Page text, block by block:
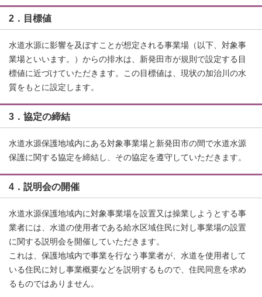
2．目標値
水道水源に影響を及ぼすことが想定される事業場（以下、対象事
業場といいます。）からの排水は、新発田市が規則で設定する目
標値に近づけていただきます。この目標値は、現状の加治川の水
質をもとに設定します。
3．協定の締結
水道水源保護地域内にある対象事業場と新発田市の間で水道水源
保護に関する協定を締結し、その協定を遵守していただきます。
4．説明会の開催
水道水源保護地域内に対象事業場を設置又は操業しようとする事
業者には、水道の使用者である給水区域住民に対し事業場の設置
に関する説明会を開催していただきます。
これは、保護地域内で事業を行なう事業者が、水道を使用者して
いる住民に対し事業概要などを説明するもので、住民同意を求め
るものではありません。